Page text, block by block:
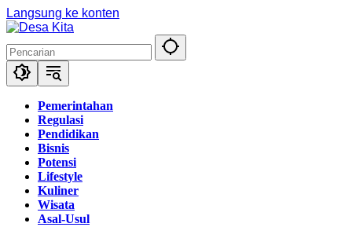
Langsung ke konten
Pemerintahan
Regulasi
Pendidikan
Bisnis
Potensi
Lifestyle
Kuliner
Wisata
Asal-Usul